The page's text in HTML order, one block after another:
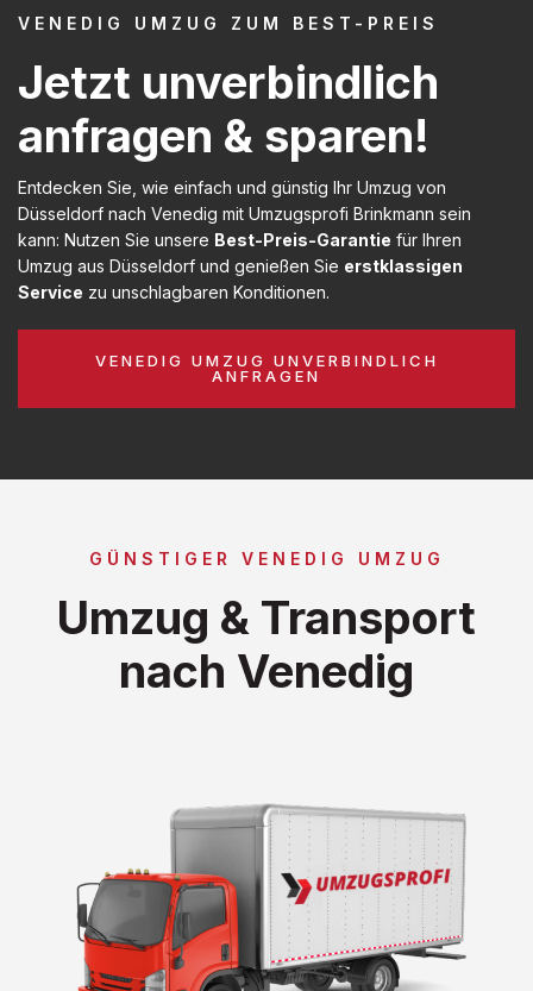
VENEDIG UMZUG ZUM BEST-PREIS
Jetzt unverbindlich
anfragen & sparen!
Entdecken Sie, wie einfach und günstig Ihr Umzug von
Düsseldorf nach Venedig mit Umzugsprofi Brinkmann sein
kann: Nutzen Sie unsere Best-Preis-Garantie für Ihren
Umzug aus Düsseldorf und genießen Sie erstklassigen
Service zu unschlagbaren Konditionen.
VENEDIG UMZUG UNVERBINDLICH
ANFRAGEN
GÜNSTIGER VENEDIG UMZUG
Umzug & Transport
nach Venedig